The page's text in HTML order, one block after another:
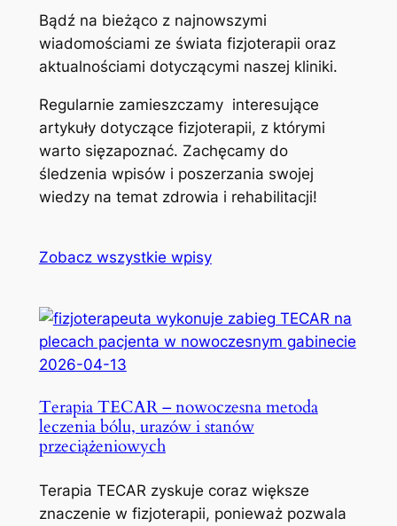
Bądź na bieżąco z najnowszymi
wiadomościami ze świata fizjoterapii oraz
aktualnościami dotyczącymi naszej kliniki.
Regularnie zamieszczamy interesujące
artykuły dotyczące fizjoterapii, z którymi
warto sięzapoznać. Zachęcamy do
śledzenia wpisów i poszerzania swojej
wiedzy na temat zdrowia i rehabilitacji!
Zobacz wszystkie wpisy
2026-04-13
Terapia TECAR – nowoczesna metoda
leczenia bólu, urazów i stanów
przeciążeniowych
Terapia TECAR zyskuje coraz większe
znaczenie w fizjoterapii, ponieważ pozwala